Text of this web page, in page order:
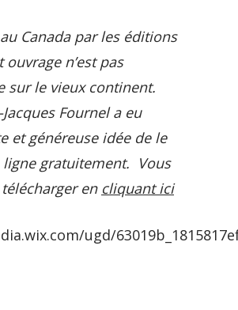
Canada par les éditions
n’est pas
sur le vieux continent.
Fournel a eu
et généreuse idée de le
gratuitement. Vous
en cliquant ici
ugd/